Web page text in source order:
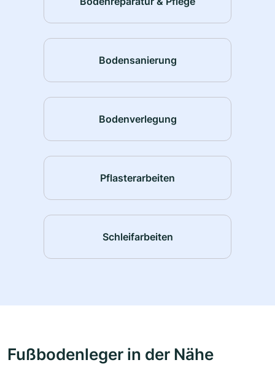
Bodensanierung
Bodenverlegung
Pflasterarbeiten
Schleifarbeiten
Fußbodenleger in der Nähe